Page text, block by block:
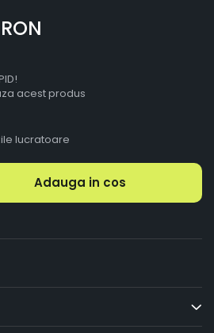
acest produs
lucratoare
Adauga in cos